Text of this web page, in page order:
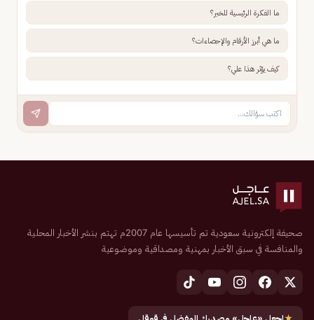
ما الفكرة الرئيسية للخبر؟
ما هي أبرز الأرقام والإحصاءات؟
كيف يؤثر هذا علي؟
صحيفة إلكترونية سعودية تم تأسيسها عام 2007م تهتم بنشر الأخبار المحلية
والمنافسة في سبق الأخبار بمهنية ومصداقية وموضوعية